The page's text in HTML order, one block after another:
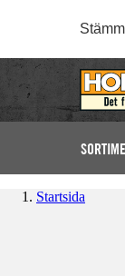
Startsida